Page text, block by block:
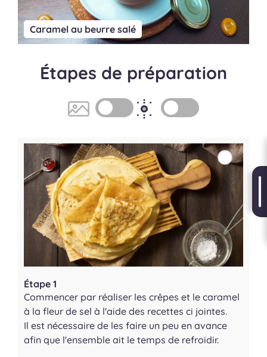
Caramel au beurre salé
Étapes de préparation
Étape 1
Commencer par réaliser les crêpes et le caramel
à la fleur de sel à l'aide des recettes ci jointes.
Il est nécessaire de les faire un peu en avance
afin que l'ensemble ait le temps de refroidir.